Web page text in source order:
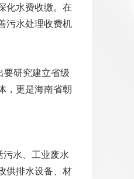
化水费收缴。在
污水处理收费机
要研究建立省级
，更是海南省朝
水、工业废水
供排水设备、材